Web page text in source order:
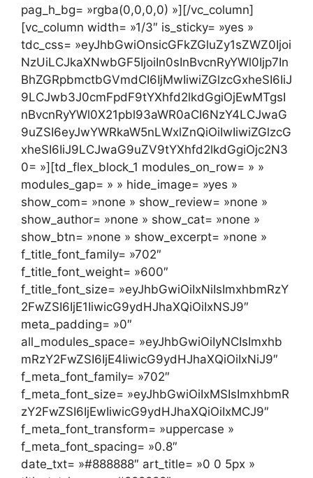
pag_h_bg= »rgba(0,0,0,0) »][/vc_column]
[vc_column width= »1/3″ is_sticky= »yes »
tdc_css= »eyJhbGwiOnsicGFkZGluZy1sZWZ0Ijoi
NzUiLCJkaXNwbGF5IjoiIn0sInBvcnRyYWl0Ijp7In
BhZGRpbmctbGVmdCI6IjMwIiwiZGlzcGxheSI6IiJ
9LCJwb3J0cmFpdF9tYXhfd2lkdGgiOjEwMTgsI
nBvcnRyYWl0X21pbl93aWR0aCI6NzY4LCJwaG
9uZSI6eyJwYWRkaW5nLWxlZnQiOiIwIiwiZGlzcG
xheSI6IiJ9LCJwaG9uZV9tYXhfd2lkdGgiOjc2N3
0= »][td_flex_block_1 modules_on_row= » »
modules_gap= » » hide_image= »yes »
show_com= »none » show_review= »none »
show_author= »none » show_cat= »none »
show_btn= »none » show_excerpt= »none »
f_title_font_family= »702″
f_title_font_weight= »600″
f_title_font_size= »eyJhbGwiOiIxNiIsImxhbmRzY
2FwZSI6IjE1IiwicG9ydHJhaXQiOiIxNSJ9″
meta_padding= »0″
all_modules_space= »eyJhbGwiOiIyNCIsImxhb
mRzY2FwZSI6IjE4IiwicG9ydHJhaXQiOiIxNiJ9″
f_meta_font_family= »702″
f_meta_font_size= »eyJhbGwiOiIxMSIsImxhbmR
zY2FwZSI6IjEwIiwicG9ydHJhaXQiOiIxMCJ9″
f_meta_font_transform= »uppercase »
f_meta_font_spacing= »0.8″
date_txt= »#888888″ art_title= »0 0 5px »